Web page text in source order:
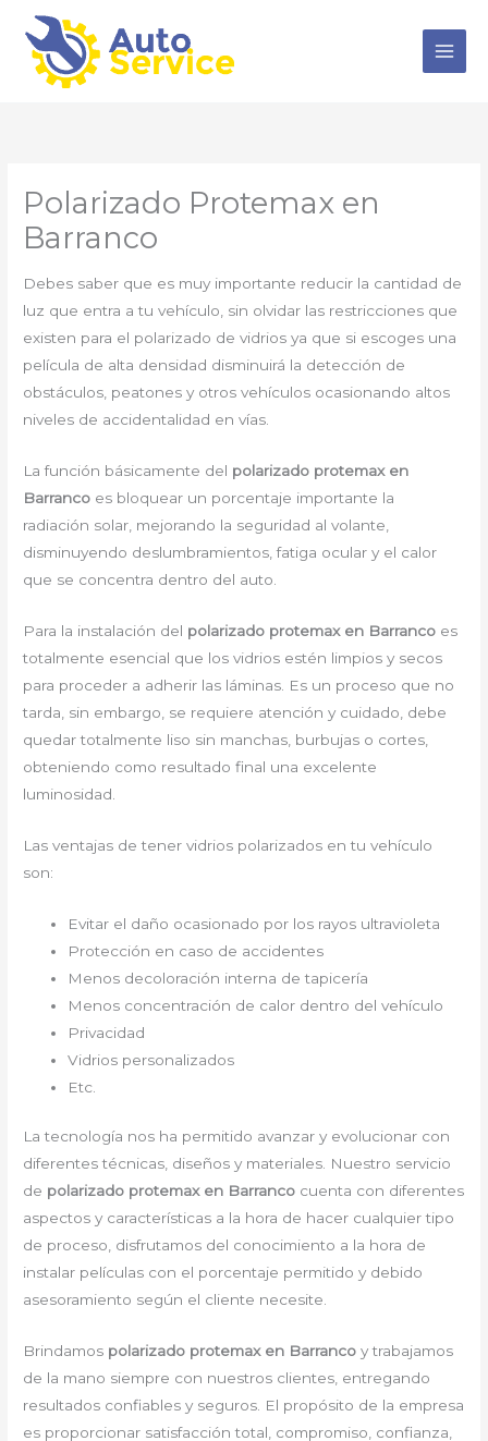
contenido
Polarizado Protemax en
Barranco
Debes saber que es muy importante reducir la cantidad de
luz que entra a tu vehículo, sin olvidar las restricciones que
existen para el polarizado de vidrios ya que si escoges una
película de alta densidad disminuirá la detección de
obstáculos, peatones y otros vehículos ocasionando altos
niveles de accidentalidad en vías.
La función básicamente del polarizado protemax en
Barranco es bloquear un porcentaje importante la
radiación solar, mejorando la seguridad al volante,
disminuyendo deslumbramientos, fatiga ocular y el calor
que se concentra dentro del auto.
Para la instalación del polarizado protemax en Barranco es
totalmente esencial que los vidrios estén limpios y secos
para proceder a adherir las láminas. Es un proceso que no
tarda, sin embargo, se requiere atención y cuidado, debe
quedar totalmente liso sin manchas, burbujas o cortes,
obteniendo como resultado final una excelente
luminosidad.
Las ventajas de tener vidrios polarizados en tu vehículo
son:
Evitar el daño ocasionado por los rayos ultravioleta
Protección en caso de accidentes
Menos decoloración interna de tapicería
Menos concentración de calor dentro del vehículo
Privacidad
Vidrios personalizados
Etc.
La tecnología nos ha permitido avanzar y evolucionar con
diferentes técnicas, diseños y materiales. Nuestro servicio
de polarizado protemax en Barranco cuenta con diferentes
aspectos y características a la hora de hacer cualquier tipo
de proceso, disfrutamos del conocimiento a la hora de
instalar películas con el porcentaje permitido y debido
asesoramiento según el cliente necesite.
Brindamos polarizado protemax en Barrancoy trabajamos
de la mano siempre con nuestros clientes, entregando
resultados confiables y seguros. El propósito de la empresa
es proporcionar satisfacción total, compromiso, confianza,